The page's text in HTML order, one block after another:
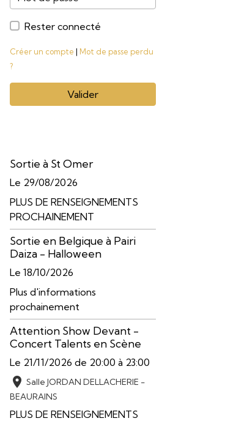
Rester connecté
Créer un compte | Mot de passe perdu
?
Valider
Sortie à St Omer
Le 29/08/2026
PLUS DE RENSEIGNEMENTS
PROCHAINEMENT
Sortie en Belgique à Pairi
Daiza - Halloween
Le 18/10/2026
Plus d'informations
prochainement
Attention Show Devant -
Concert Talents en Scène
Le 21/11/2026 de 20:00 à 23:00
Salle JORDAN DELLACHERIE -
BEAURAINS
PLUS DE RENSEIGNEMENTS